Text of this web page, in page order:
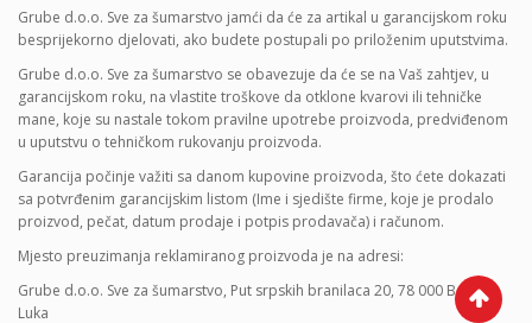
Grube d.o.o. Sve za šumarstvo jamći da će za artikal u garancijskom roku
besprijekorno djelovati, ako budete postupali po priloženim uputstvima.
Grube d.o.o. Sve za šumarstvo se obavezuje da će se na Vaš zahtjev, u
garancijskom roku, na vlastite troškove da otklone kvarovi ili tehničke
mane, koje su nastale tokom pravilne upotrebe proizvoda, predviđenom
u uputstvu o tehničkom rukovanju proizvoda.
Garancija počinje važiti sa danom kupovine proizvoda, što ćete dokazati
sa potvrđenim garancijskim listom (Ime i sjedište firme, koje je prodalo
proizvod, pečat, datum prodaje i potpis prodavača) i računom.
Mjesto preuzimanja reklamiranog proizvoda je na adresi:
Grube d.o.o. Sve za šumarstvo, Put srpskih branilaca 20, 78 000 Banja
Luka